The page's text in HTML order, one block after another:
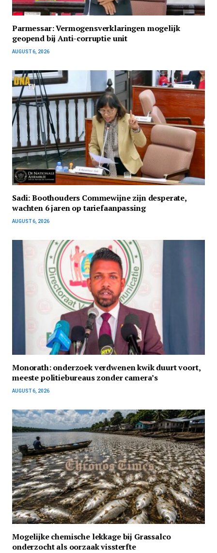
Parmessar: Vermogensverklaringen mogelijk
geopend bij Anti-corruptie unit
AUGUST 6, 2026
Sadi: Boothouders Commewijne zijn desperate,
wachten 6 jaren op tariefaanpassing
AUGUST 6, 2026
Monorath: onderzoek verdwenen kwik duurt voort,
meeste politiebureaus zonder camera’s
AUGUST 6, 2026
Mogelijke chemische lekkage bij Grassalco
onderzocht als oorzaak vissterfte